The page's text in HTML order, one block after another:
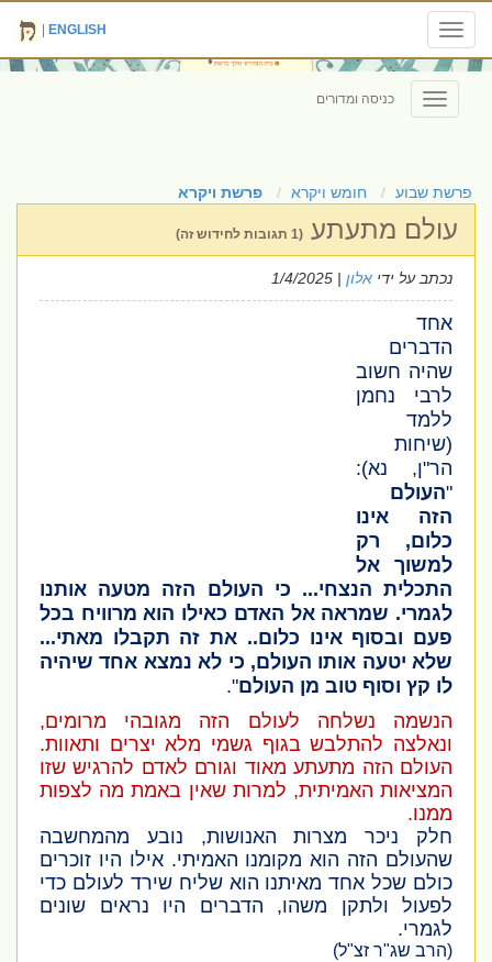
Toggle
navigation
ENGLISH
Toggle
navigation
כניסה ומדורים
פרשת שבוע חומש ויקרא פרשת ויקרא
עולם מתעתע (1 תגובות לחידוש זה)
נכתב על ידי אלון | 1/4/2025
אחד
הדברים
שהיה חשוב
לרבי נחמן
ללמד
(שיחות
הר"ן, נא):
"העולם
הזה אינו
כלום, רק
למשוך אל
התכלית הנצחי... כי העולם הזה מטעה אותנו
לגמרי. שמראה אל האדם כאילו הוא מרוויח בכל
פעם ובסוף אינו כלום.. את זה תקבלו מאתי...
שלא יטעה אותו העולם, כי לא נמצא אחד שיהיה
לו קץ וסוף טוב מן העולם".
הנשמה נשלחה לעולם הזה מגובהי מרומים,
ונאלצה להתלבש בגוף גשמי מלא יצרים ותאוות.
העולם הזה מתעתע מאוד וגורם לאדם להרגיש שזו
המציאות האמיתית, למרות שאין באמת מה לצפות
ממנו.
חלק ניכר מצרות האנושות, נובע מהמחשבה
שהעולם הזה הוא מקומנו האמיתי. אילו היו זוכרים
כולם שכל אחד מאיתנו הוא שליח שירד לעולם כדי
לפעול ולתקן משהו, הדברים היו נראים שונים
לגמרי.
(הרב שג"ר זצ"ל)